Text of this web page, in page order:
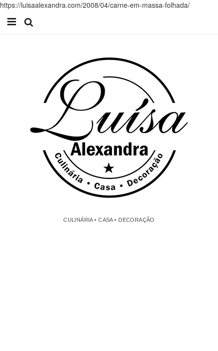
https://luisaalexandra.com/2008/04/carne-em-massa-folhada/
CULINÁRIA • CASA • DECORAÇÃO